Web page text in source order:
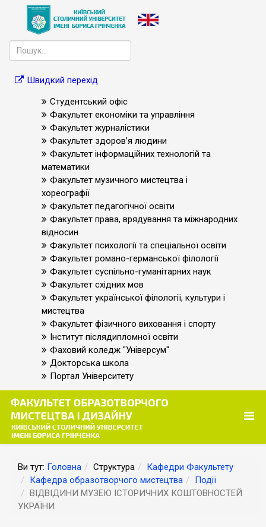
Швидкий перехід
Студентський офіс
Факультет економіки та управління
Факультет журналістики
Факультет здоров’я людини
Факультет інформаційних технологій та
математики
Факультет музичного мистецтва і
хореографії
Факультет педагогічної освіти
Факультет права, врядування та міжнародних
відносин
Факультет психології та спеціальної освіти
Факультет романо-германської філології
Факультет суспільно-гуманітарних наук
Факультет східних мов
Факультет української філології, культури і
мистецтва
Факультет фізичного виховання і спорту
Інститут післядипломної освіти
Фаховий коледж "Універсум"
Докторська школа
Портал Університету
Ви тут: Головна Структура
Кафедри Факультету
Кафедра образотворчого мистецтва
Події
ВІДВІДИНИ МУЗЕЮ ІСТОРИЧНИХ КОШТОВНОСТЕЙ
УКРАЇНИ